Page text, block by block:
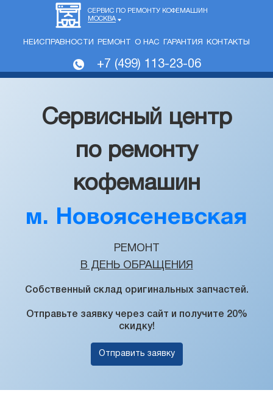
СЕРВИС ПО РЕМОНТУ КОФЕМАШИН
МОСКВА
НЕИСПРАВНОСТИ РЕМОНТ О НАС ГАРАНТИЯ КОНТАКТЫ
+7 (499) 113-23-06
Сервисный центр
по ремонту
кофемашин
м. Новоясеневская
РЕМОНТ
В ДЕНЬ ОБРАЩЕНИЯ
Собственный склад оригинальных запчастей.
Отправьте заявку через сайт и получите 20%
скидку!
Отправить заявку